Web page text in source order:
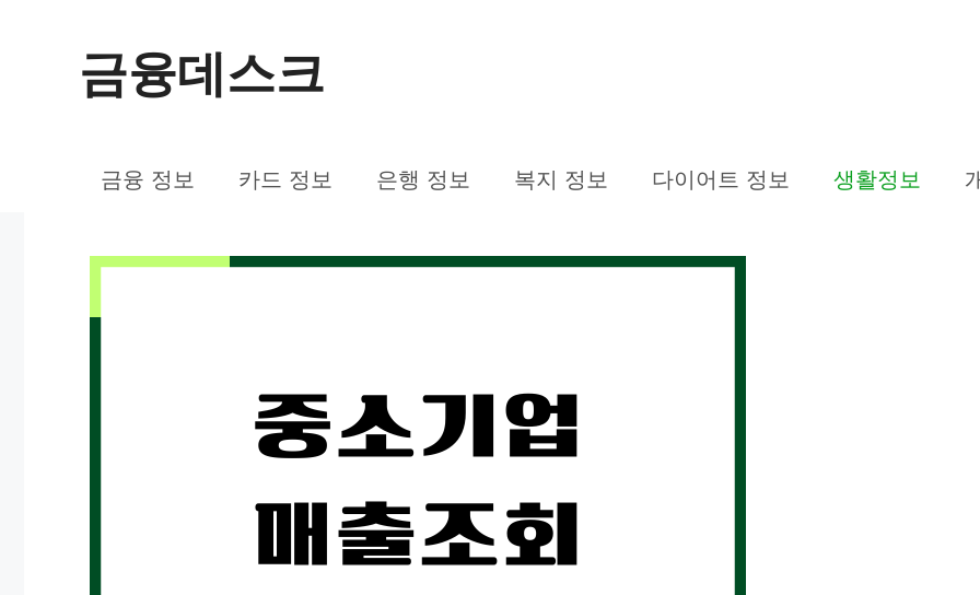
금융데스크
금융 정보 카드 정보 은행 정보 복지 정보 다이어트 정보 생활정보